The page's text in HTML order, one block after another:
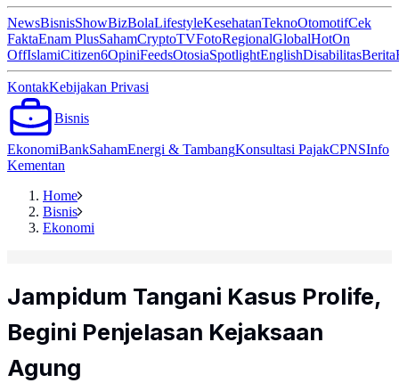
NewsBisnisShowBizBolaLifestyleKesehatanTeknoOtomotifCek
FaktaEnam PlusSahamCryptoTVFotoRegionalGlobalHotOn
OffIslamiCitizen6OpiniFeedsOtosiaSpotlightEnglishDisabilitasBerita
KontakKebijakan Privasi
Bisnis
EkonomiBankSahamEnergi & TambangKonsultasi PajakCPNSInfo
Kementan
Home
Bisnis
Ekonomi
Jampidum Tangani Kasus Prolife,
Begini Penjelasan Kejaksaan
Agung